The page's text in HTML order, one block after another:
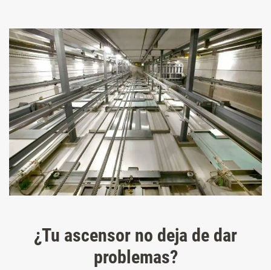
¿Tu ascensor no deja de dar
problemas?